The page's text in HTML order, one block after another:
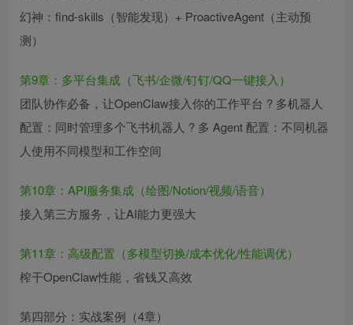
幻神：find-skills（智能发现）+ ProactiveAgent（主动预
测）
第9章：多平台集成（飞书/企微/钉钉/QQ一键接入）
团队协作必备，让OpenClaw接入你的工作平台 ? 多机器人
配置：同时管理多个飞书机器人 ? 多 Agent 配置：不同机器
人使用不同模型和工作空间
第10章：API服务集成（绘图/Notion/视频/语音）
接入第三方服务，让AI能力更强大
第11章：高级配置（多模型切换/成本优化/性能调优）
榨干OpenClaw性能，省钱又高效
第四部分：实战案例（4章）